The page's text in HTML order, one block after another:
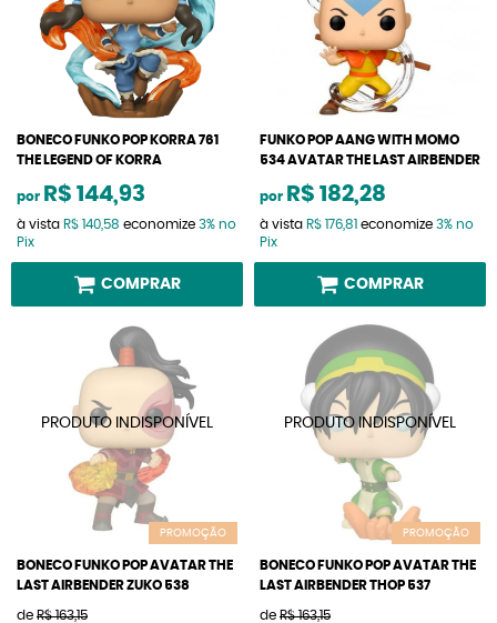
BONECO FUNKO POP KORRA 761
THE LEGEND OF KORRA
por R$ 144,93
à vista R$ 140,58 economize 3% no
Pix
COMPRAR
FUNKO POP AANG WITH MOMO
534 AVATAR THE LAST AIRBENDER
por R$ 182,28
à vista R$ 176,81 economize 3% no
Pix
COMPRAR
PROMOÇÃO
BONECO FUNKO POP AVATAR THE
LAST AIRBENDER ZUKO 538
de R$ 163,15
PROMOÇÃO
BONECO FUNKO POP AVATAR THE
LAST AIRBENDER THOP 537
de R$ 163,15